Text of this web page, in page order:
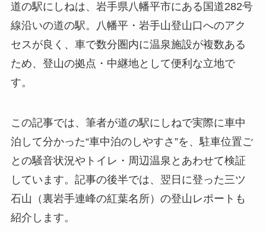
道の駅にしねは、岩手県八幡平市にある国道282号
線沿いの道の駅。八幡平・岩手山登山口へのアク
セスが良く、車で数分圏内に温泉施設が複数ある
ため、登山の拠点・中継地として便利な立地で
す。
この記事では、筆者が道の駅にしねで実際に車中
泊して分かった“車中泊のしやすさ”を、駐車位置ご
との騒音状況やトイレ・周辺温泉とあわせて検証
しています。記事の後半では、翌日に登った三ツ
石山（裏岩手連峰の紅葉名所）の登山レポートも
紹介します。